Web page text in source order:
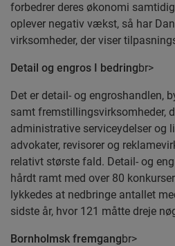
forbedrer deres økonomi
oplever negativ vækst, så har
virksomheder, der viser
Detail og engros I bedringbr>
Det er detail- og engroshandlen,
samt fremstillingsvirksomheder,
administrative serviceydelser og
advokater, revisorer og
relativt største fald. Detail- og
hårdt ramt med over 80
lykkedes at nedbringe antallet
sidste år, hvor 121 måtte dreje
Bornholmsk fremgangbr>